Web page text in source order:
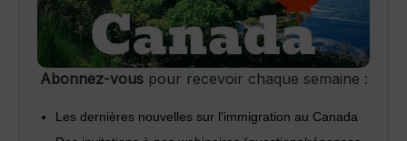
Abonnez-vouspour recevoir chaque semaine :
Les dernières nouvelles sur l’immigration au Canada